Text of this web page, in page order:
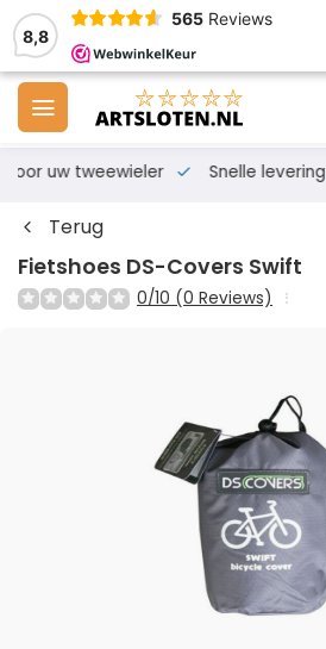
8,8
565 Reviews
voor uw tweewieler Snelle levering
Terug
Fietshoes DS-Covers Swift
0/10 (0 Reviews)